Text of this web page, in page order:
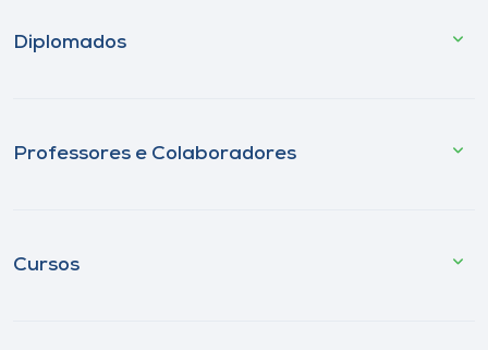
Diplomados
Professores e Colaboradores
Cursos